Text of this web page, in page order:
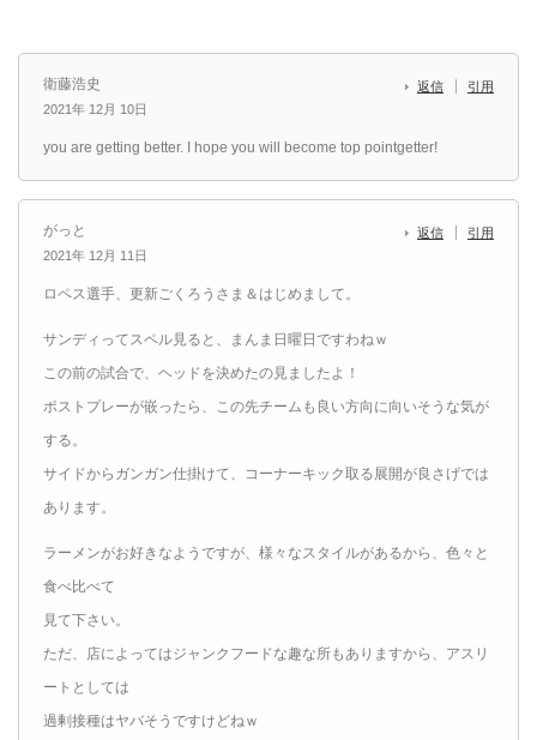
衛藤浩史
2021年 12月 10日
返信 引用
you are getting better. I hope you will become top pointgetter!
がっと
2021年 12月 11日
返信 引用
ロペス選手、更新ごくろうさま＆はじめまして。
サンディってスペル見ると、まんま日曜日ですわねｗ
この前の試合で、ヘッドを決めたの見ましたよ！
ポストプレーが嵌ったら、この先チームも良い方向に向いそうな気が
する。
サイドからガンガン仕掛けて、コーナーキック取る展開が良さげでは
あります。
ラーメンがお好きなようですが、様々なスタイルがあるから、色々と
食べ比べて
見て下さい。
ただ、店によってはジャンクフードな趣な所もありますから、アスリ
ートとしては
過剰接種はヤバそうですけどねｗ